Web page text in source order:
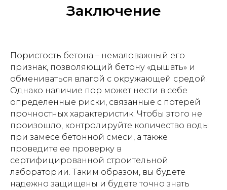
Заключение
Пористость бетона – немаловажный его
признак, позволяющий бетону «дышать» и
обмениваться влагой с окружающей средой.
Однако наличие пор может нести в себе
определенные риски, связанные с потерей
прочностных характеристик. Чтобы этого не
произошло, контролируйте количество воды
при замесе бетонной смеси, а также
проведите ее проверку в
сертифицированной строительной
лаборатории. Таким образом, вы будете
надежно защищены и будете точно знать